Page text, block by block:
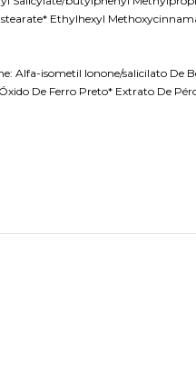
Ethylhexyl
Alfa-isometil Ionone/salicilato De
De Ferro Preto* Extrato De